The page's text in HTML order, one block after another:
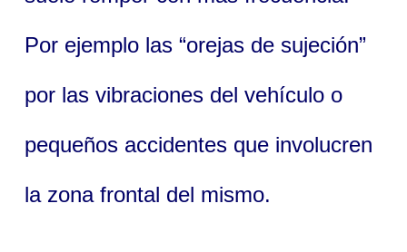
Por ejemplo las “orejas de sujeción”
por las vibraciones del vehículo o
pequeños accidentes que involucren
la zona frontal del mismo.